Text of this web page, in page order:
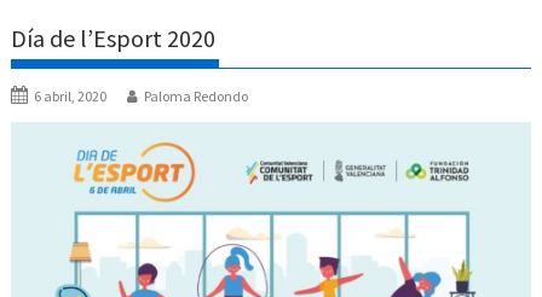
Día de l’Esport 2020
6 abril, 2020 Paloma Redondo